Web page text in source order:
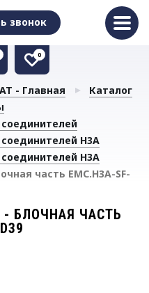
звонок
сравнения
0
- Главная
Каталог
H3A
H3A
часть EMC.H3A-SF-
БЛОЧНАЯ ЧАСТЬ